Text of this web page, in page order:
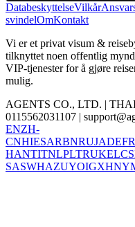
DatabeskyttelseVilkår
svindelOmKontakt
Vi er et privat visum &
tilknyttet noen offentlig
VIP-tjenester for å gjøre
mulig.
AGENTS CO., LTD. |
0115562031107 |
ENZH-
CNHIESARBNRUJADEFR
HANTITNLPLTRUKELCS
SASWHAZUYOIGXHNY